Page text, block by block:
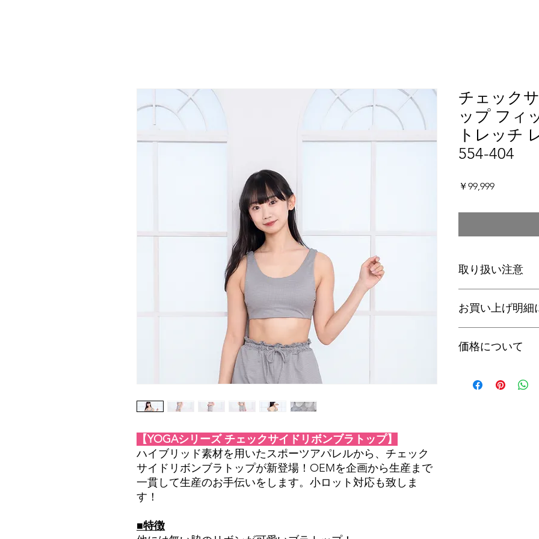
【YOGAシリーズ チェックサイドリボンブラトップ】
ハイブリッド素材を用いたスポーツアパレルから、チェック
サイドリボンブラトップが新登場！OEMを企画から生産まで
一貫して生産のお手伝いをします。小ロット対応も致しま
す！
■特徴
チェック
ップ フィ
トレッチ
554-404
￥99,999価
取り扱い注意
・家庭洗濯での乾燥
お買い上げ明細
情報の保護の観点に
価格について
OEMですのでロッ